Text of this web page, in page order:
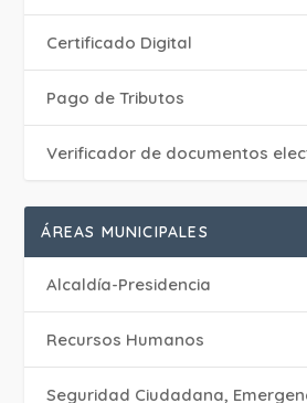
Certificado Digital
Pago de Tributos
Verificador de documentos
ÁREAS MUNICIPALES
Alcaldía-Presidencia
Recursos Humanos
Seguridad Ciudadana,